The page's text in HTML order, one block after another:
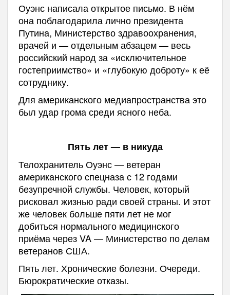
Оуэнс написала открытое письмо. В нём
она поблагодарила лично президента
Путина, Министерство здравоохранения,
врачей и — отдельным абзацем — весь
российский народ за «исключительное
гостеприимство» и «глубокую доброту» к её
сотруднику.
Для американского медиапространства это
был удар грома среди ясного неба.
Пять лет — в никуда
Телохранитель Оуэнс — ветеран
американского спецназа с 12 годами
безупречной службы. Человек, который
рисковал жизнью ради своей страны. И этот
же человек больше пяти лет не мог
добиться нормального медицинского
приёма через VA — Министерство по делам
ветеранов США.
Пять лет. Хронические болезни. Очереди.
Бюрократические отказы.